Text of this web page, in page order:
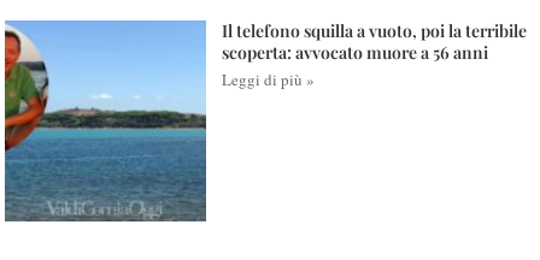
Il telefono squilla a vuoto, poi la terribile
scoperta: avvocato muore a 56 anni
Leggi di più »